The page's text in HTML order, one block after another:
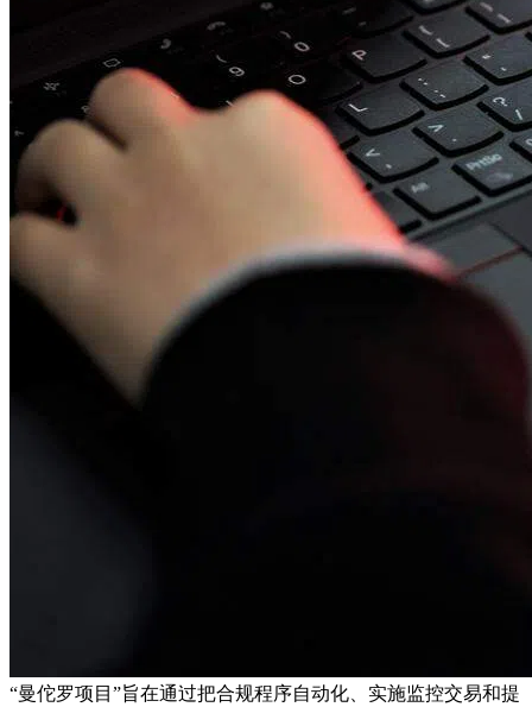
“曼佗罗项目”旨在通过把合规程序自动化、实施监控交易和提